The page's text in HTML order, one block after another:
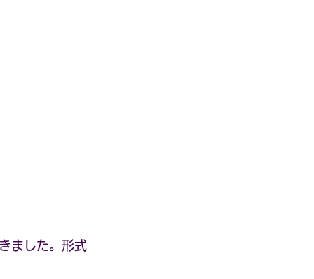
ました。形式